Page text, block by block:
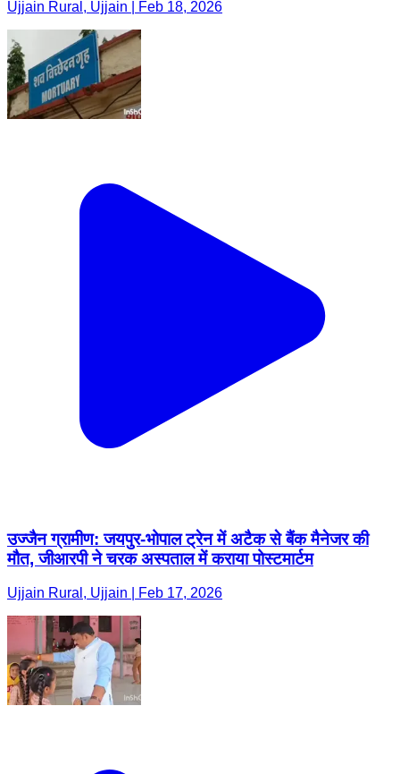
Ujjain Rural, Ujjain | Feb 18, 2026
उज्जैन ग्रामीण: जयपुर-भोपाल ट्रेन में अटैक से बैंक मैनेजर की
मौत, जीआरपी ने चरक अस्पताल में कराया पोस्टमार्टम
Ujjain Rural, Ujjain | Feb 17, 2026